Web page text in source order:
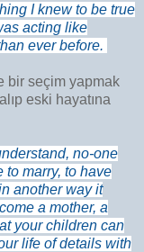
I knew to be true
acting like
ever before.
bir seçim yapmak
eski hayatına
no-one
to marry, to have
another way it
a mother, a
your children can
life of details with